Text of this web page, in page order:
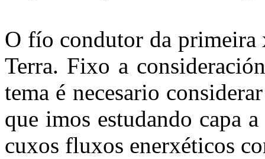
O fío condutor da primeira
Terra. Fixo a
tema é necesario
que imos estudando capa
cuxos fluxos enerxéticos